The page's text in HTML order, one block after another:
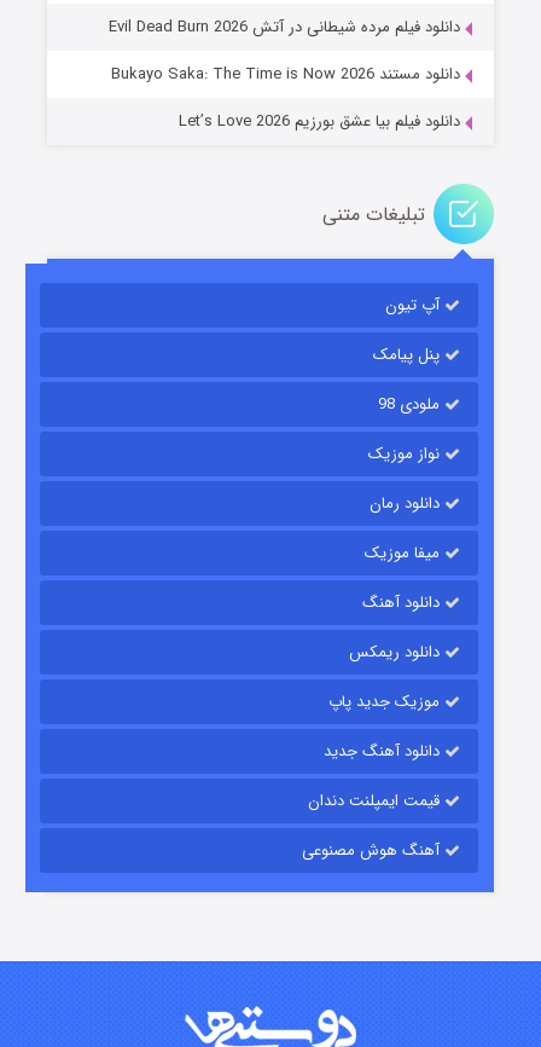
باب اسفنجی فصل ۱۷
قسمت۶ (زیرنویس) منتشر شد
قسمت۱۵ (دوبله) منتشر شد
دانلود فیلم مرده شیطانی در آتش Evil Dead Burn 2026
دانلود مستند Bukayo Saka: The Time is Now 2026
دانلود فیلم بیا عشق بورزیم Let’s Love 2026
تبلیغات متنی
آپ تیون
پنل پیامک
ملودی 98
نواز موزیک
دانلود رمان
میفا موزیک
دانلود آهنگ
دانلود ریمکس
موزیک جدید پاپ
دانلود آهنگ جدید
قیمت ایمپلنت دندان
آهنگ هوش مصنوعی